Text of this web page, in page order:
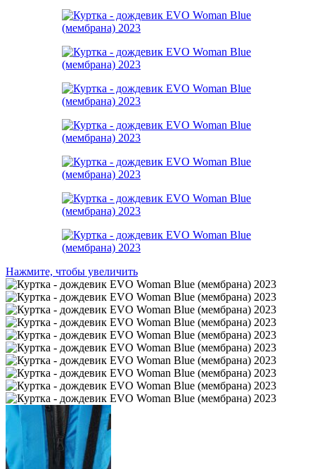
Нажмите, чтобы увеличить